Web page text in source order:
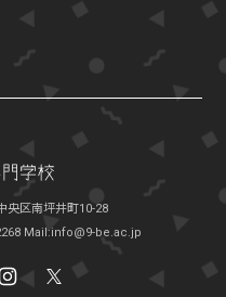
央区南坪井町10-28
Mail:info@9-be.ac.jp